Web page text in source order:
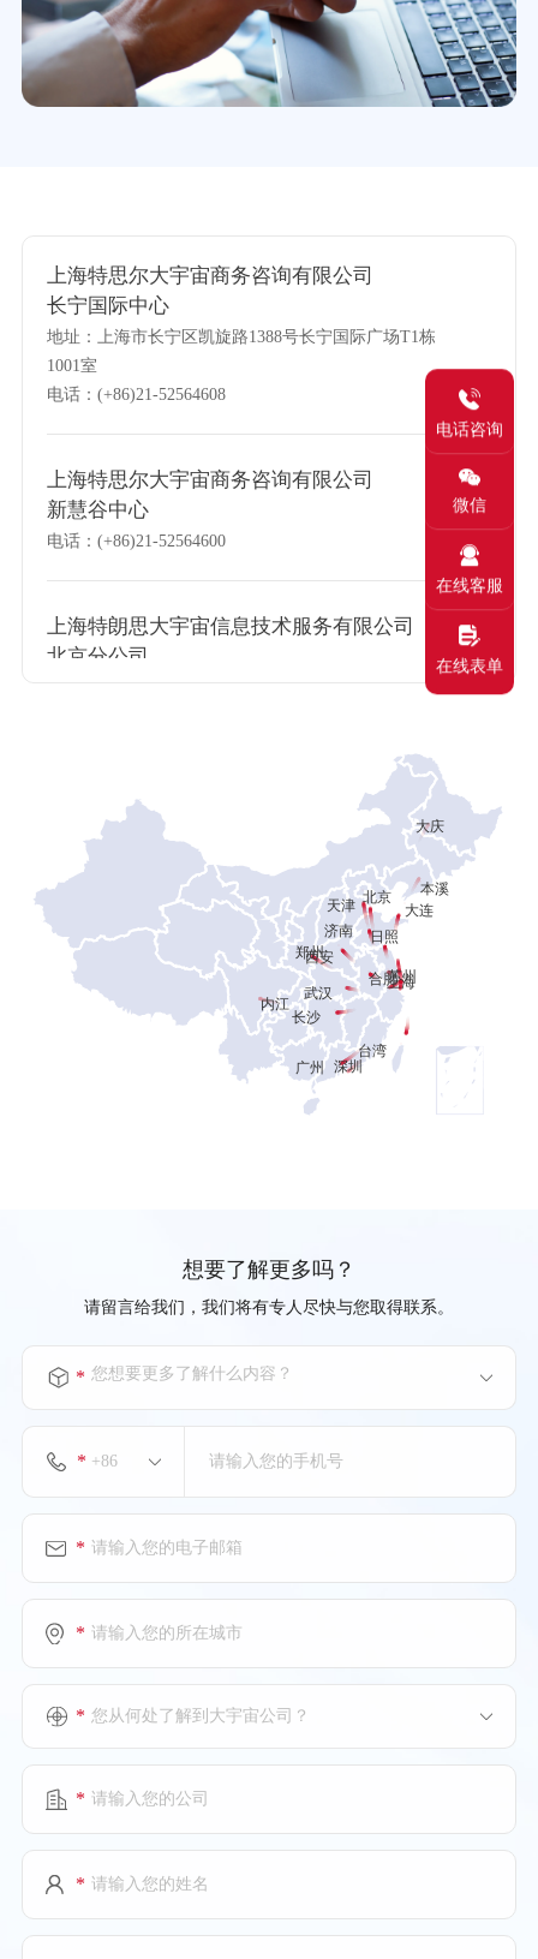
上海特思尔大宇宙商务咨询有限公司
长宁国际中心
地址：上海市长宁区凯旋路1388号长宁国际广场T1栋
1001室
电话：(+86)21-52564608
上海特思尔大宇宙商务咨询有限公司
新慧谷中心
电话：(+86)21-52564600
上海特朗思大宇宙信息技术服务有限公司
北京分公司
上海特朗思大宇宙信息技术服务有限公司
天津分公司
上海特朗思大宇宙信息技术服务有限公司
合肥分公司
电话：(+86)551-65290088
上海特朗思大宇宙信息技术服务有限公司
电话：(+86)731-89663166-666001(11F) (+86)731-
电话：(+86)21-52564600-800007(11F) (+86)21-52564600-
800013(12F)
上海特朗思大宇宙信息技术服务有限公司
内江分公司
上海特朗思大宇宙信息技术服务有限公司
上海特朗思大宇宙信息技术服务有限公司
日照分公司
大宇宙商业服务(苏州)有限公司
地址：江苏省苏州市工业园区集贤街68号3F
大庆
上海
本溪
大连
内江
深圳
广州
长沙
武汉
苏州
合肥
郑州
西安
济南 日照
天津
北京
台湾
想要了解更多吗？
请留言给我们，我们将有专人尽快与您取得联系。
您想要更多了解什么内容？
*
*
*
*
您从何处了解到大宇宙公司？
*
*
*
电话咨询
微信
在线客服
在线表单